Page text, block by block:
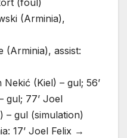
(foul)
(Arminia),
(Arminia), assist:
(Kiel) – gul; 56’
gul; 77’ Joel
– gul (simulation)
17’ Joel Felix →